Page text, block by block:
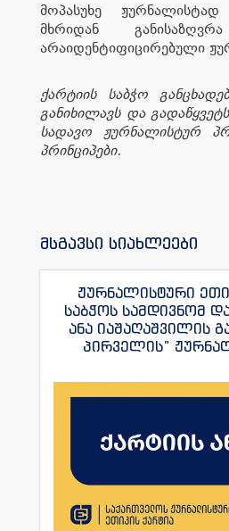
მოპასუხე ჟურნალისტად
მხრიდან
არაიდენტიფიცირებული
ქარტიის საბჭო
განიხილავს და
სადავო ჟურნალისტურ
პრინციპები.
მსგავსი სიახლეები
ჟურნალისტური
საბჭოს სამდივნომ
ანა იაშაღაშვილის
პირველის”